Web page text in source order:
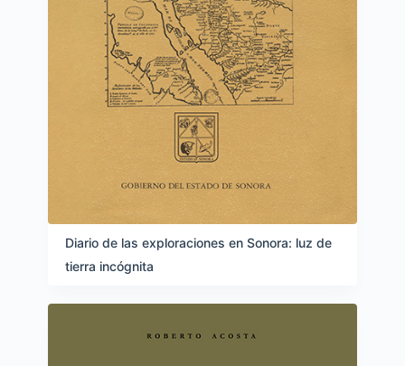
Diario de las exploraciones en Sonora: luz de
tierra incógnita